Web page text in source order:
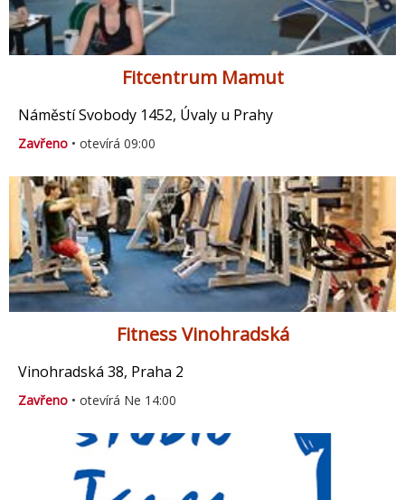
Fitcentrum Mamut
Náměstí Svobody 1452, Úvaly u Prahy
Zavřeno • otevírá 09:00
Fitness Vinohradská
Vinohradská 38, Praha 2
Zavřeno • otevírá Ne 14:00